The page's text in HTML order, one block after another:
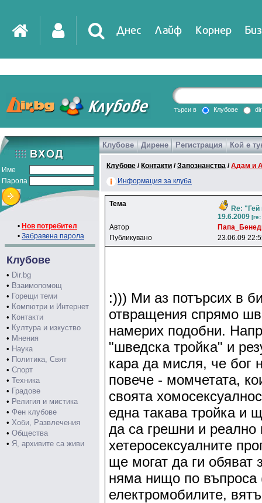
Днес Лайф Корнер
DirTV Impressio
Games
търси в Клубове
Име
Парола
• Нов потребител
• Забравена парола
Клубове
• Dir.bg
• Взаимопомощ
• Горещи теми
• Компютри и Интернет
• Контакти
• Култура и изкуство
• Мнения
• Наука
• Политика, Свят
• Спорт
• Техника
• Градове
• Религия и мистика
• Фен клубове
• Хоби, Развлечения
• Общества
• Я, архивите са живи
Клубове Дирене Регистрация Кой е
Клубове / Контакти /Запознанства /Адам и
Информация за клуба
Тема
Re: "Гей
19.6.2009 [re:
Автор
Публикувано
23.06.09
:))) Ми аз потърсих в
отвращения спрямо
намерих подобни.
"шведска тройка" и
кара да мисля, че бог
повече - момчетата,
своята
една такава тройка и
да са грешни и реално
хетеросексуалните
ще могат да ги обяват
няма нищо по въпроса
електромобилите,